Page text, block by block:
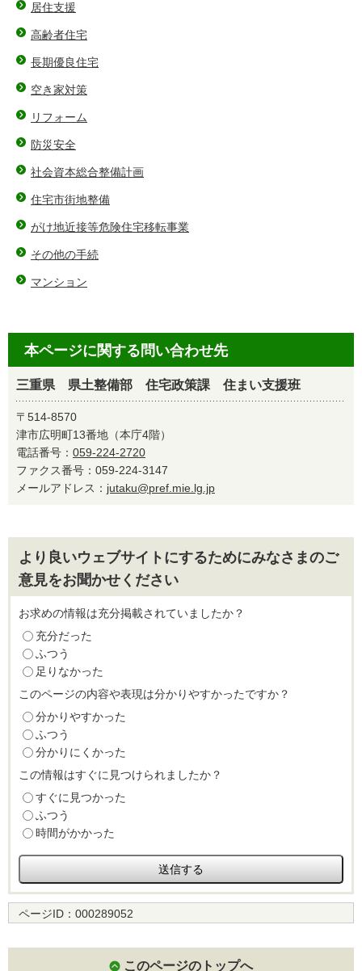
居住支援
高齢者住宅
長期優良住宅
空き家対策
リフォーム
防災安全
社会資本総合整備計画
住宅市街地整備
がけ地近接等危険住宅移転事業
その他の手続
マンション
本ページに関する問い合わせ先
三重県 県土整備部 住宅政策課 住まい支援班
〒514-8570
津市広明町13番地（本庁4階）
電話番号： 059-224-2720
ファクス番号：059-224-3147
メールアドレス： jutaku@pref.mie.lg.jp
より良いウェブサイトにするためにみなさまのご
意見をお聞かせください
お求めの情報は充分掲載されていましたか？
充分だった
ふつう
足りなかった
このページの内容や表現は分かりやすかったですか？
分かりやすかった
ふつう
分かりにくかった
この情報はすぐに見つけられましたか？
すぐに見つかった
ふつう
時間がかかった
ページID： 000289052
このページのトップへ